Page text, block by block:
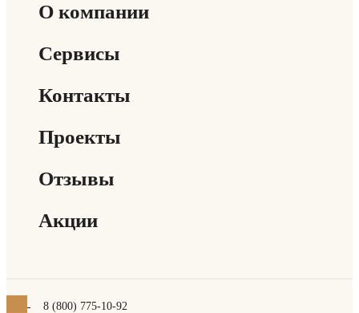
О компании
Сервисы
Контакты
Проекты
Отзывы
Акции
8 (800) 775-10-92